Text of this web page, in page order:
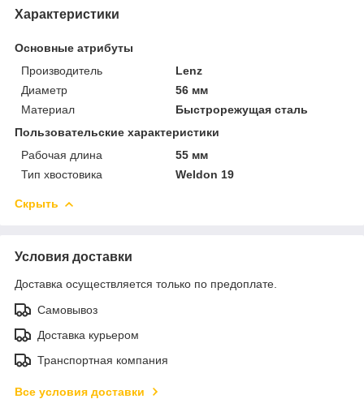
Характеристики
Основные атрибуты
Производитель
Lenz
Диаметр
56 мм
Материал
Быстрорежущая сталь
Пользовательские характеристики
Рабочая длина
55 мм
Тип хвостовика
Weldon 19
Скрыть
Условия доставки
Доставка осуществляется только по предоплате.
Самовывоз
Доставка курьером
Транспортная компания
Все условия доставки